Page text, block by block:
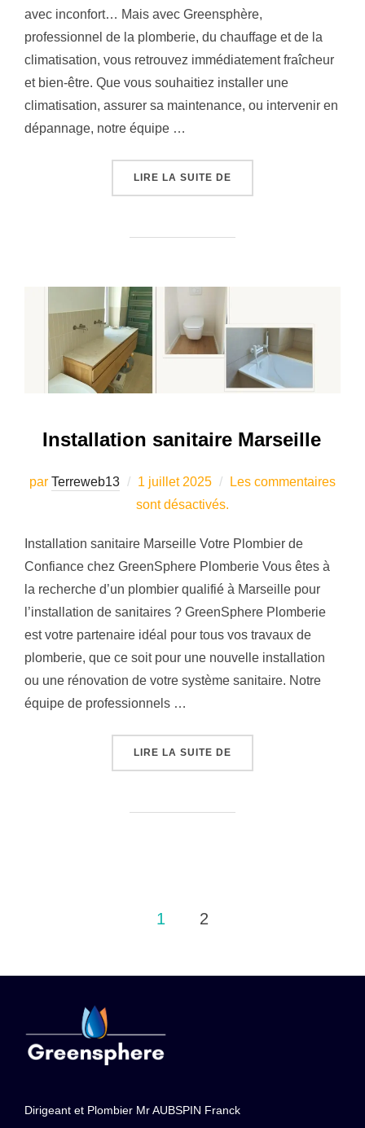
avec inconfort… Mais avec Greensphère,
professionnel de la plomberie, du chauffage et de la
climatisation, vous retrouvez immédiatement fraîcheur
et bien‑être. Que vous souhaitiez installer une
climatisation, assurer sa maintenance, ou intervenir en
dépannage, notre équipe …
LIRE LA SUITE DE
Installation sanitaire Marseille
par Terreweb13
Publié
le
1 juillet 2025
Les commentaires
sont désactivés.
Installation sanitaire Marseille Votre Plombier de
Confiance chez GreenSphere Plomberie Vous êtes à
la recherche d’un plombier qualifié à Marseille pour
l’installation de sanitaires ? GreenSphere Plomberie
est votre partenaire idéal pour tous vos travaux de
plomberie, que ce soit pour une nouvelle installation
ou une rénovation de votre système sanitaire. Notre
équipe de professionnels …
LIRE LA SUITE DE
1 2
Dirigeant et Plombier Mr AUBSPIN Franck